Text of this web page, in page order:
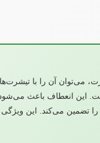
می‌توان آن را با
این انعطاف باعث
تضمین می‌کند. این ویژگی